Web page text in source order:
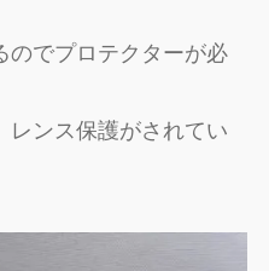
のでプロテクターが必
レンス保護がされてい